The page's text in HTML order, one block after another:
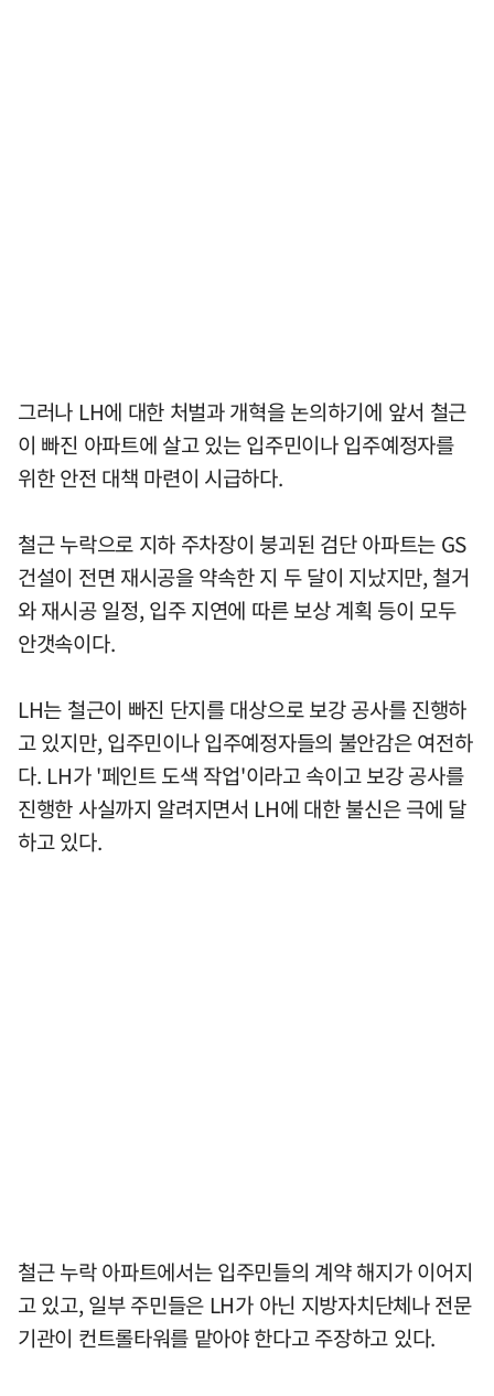
그러나 LH에 대한 처벌과 개혁을 논의하기에 앞서 철근
이 빠진 아파트에 살고 있는 입주민이나 입주예정자를
위한 안전 대책 마련이 시급하다.
철근 누락으로 지하 주차장이 붕괴된 검단 아파트는 GS
건설이 전면 재시공을 약속한 지 두 달이 지났지만, 철거
와 재시공 일정, 입주 지연에 따른 보상 계획 등이 모두
안갯속이다.
LH는 철근이 빠진 단지를 대상으로 보강 공사를 진행하
고 있지만, 입주민이나 입주예정자들의 불안감은 여전하
다. LH가 '페인트 도색 작업'이라고 속이고 보강 공사를
진행한 사실까지 알려지면서 LH에 대한 불신은 극에 달
하고 있다.
철근 누락 아파트에서는 입주민들의 계약 해지가 이어지
고 있고, 일부 주민들은 LH가 아닌 지방자치단체나 전문
기관이 컨트롤타워를 맡아야 한다고 주장하고 있다.